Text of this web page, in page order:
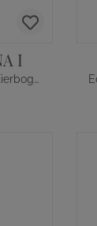
I
Edelstahl Kreuz mit Zierbogen lang